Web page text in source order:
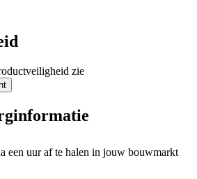
zie
een uur af te halen in jouw bouwmarkt